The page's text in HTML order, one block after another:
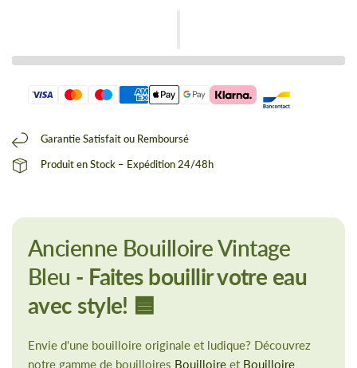
Garantie Satisfait ou Remboursé
Produit en Stock – Expédition 24/48h
Ancienne Bouilloire Vintage
Bleu - Faites bouillir votre eau
avec style! 🟦
Envie d'une bouilloire originale et ludique? Découvrez
notre gamme de bouilloires Bouilloire et Bouilloire